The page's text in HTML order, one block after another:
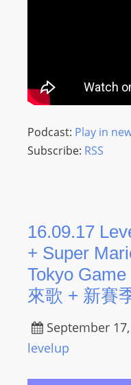
Podcast: Play in
Subscribe: RSS
16.09.17
+ Super
Tokyo
來歌 + 新賽
September
levelup